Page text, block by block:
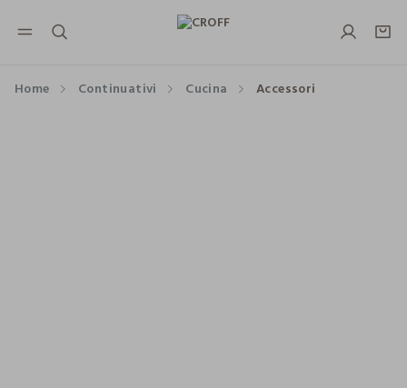
NAVIGATION.ARIA.GOTOMAINCONTENT
Home Continuativi Cucina Accessori